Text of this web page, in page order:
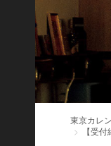
東京カレ
【受